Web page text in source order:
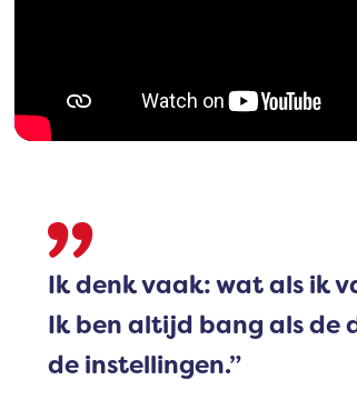
Ik denk vaak: wat als ik
Ik ben altijd bang als de
de instellingen.”